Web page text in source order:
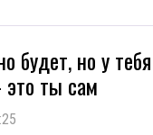
будет, но у
ты сам